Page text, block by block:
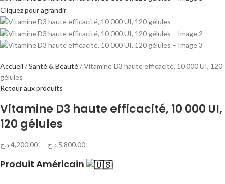
Cliquez pour agrandir
Accueil Santé & Beauté
Vitamine D3 haute efficacité, 10 000 UI, 120
gélules
Retour aux produits
Vitamine D3 haute efficacité, 10 000 UI,
120 gélules
4,200.00د.ج – 5,800.00 د.ج
Produit Américain